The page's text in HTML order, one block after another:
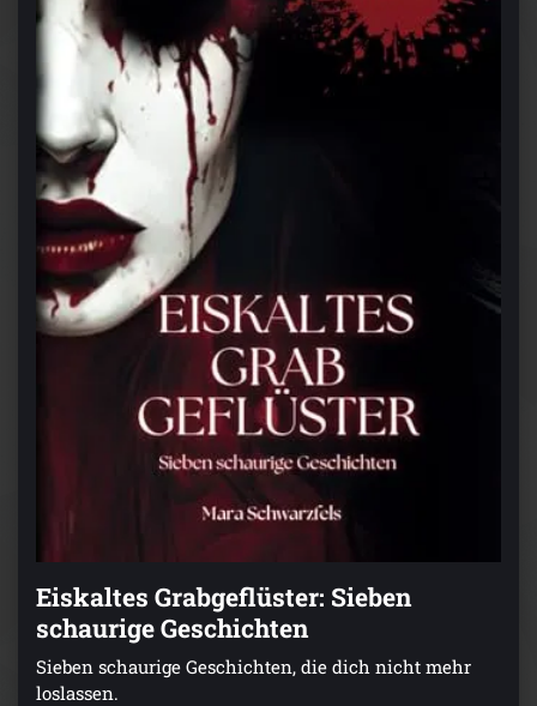
Eiskaltes Grabgeflüster: Sieben
schaurige Geschichten
Sieben schaurige Geschichten, die dich nicht mehr
loslassen.